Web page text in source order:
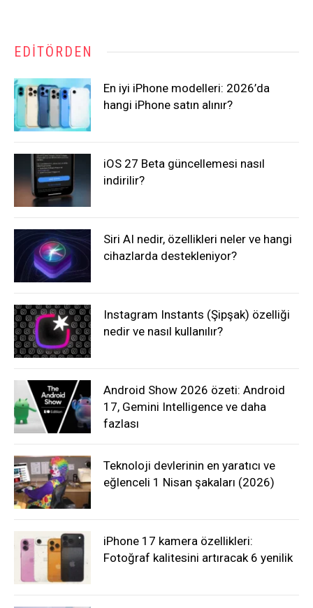
EDITÖRDEN
En iyi iPhone modelleri: 2026’da
hangi iPhone satın alınır?
iOS 27 Beta güncellemesi nasıl
indirilir?
Siri AI nedir, özellikleri neler ve hangi
cihazlarda destekleniyor?
Instagram Instants (Şipşak) özelliği
nedir ve nasıl kullanılır?
Android Show 2026 özeti: Android
17, Gemini Intelligence ve daha
fazlası
Teknoloji devlerinin en yaratıcı ve
eğlenceli 1 Nisan şakaları (2026)
iPhone 17 kamera özellikleri:
Fotoğraf kalitesini artıracak 6 yenilik